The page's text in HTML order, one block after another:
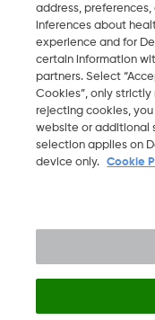
2026 Dexcom, Inc.
address,
inferences about
experience and for
certain information
partners. Select
Cookies”, only
rejecting cookies,
website or additional
selection applies on
device only.
Cookie